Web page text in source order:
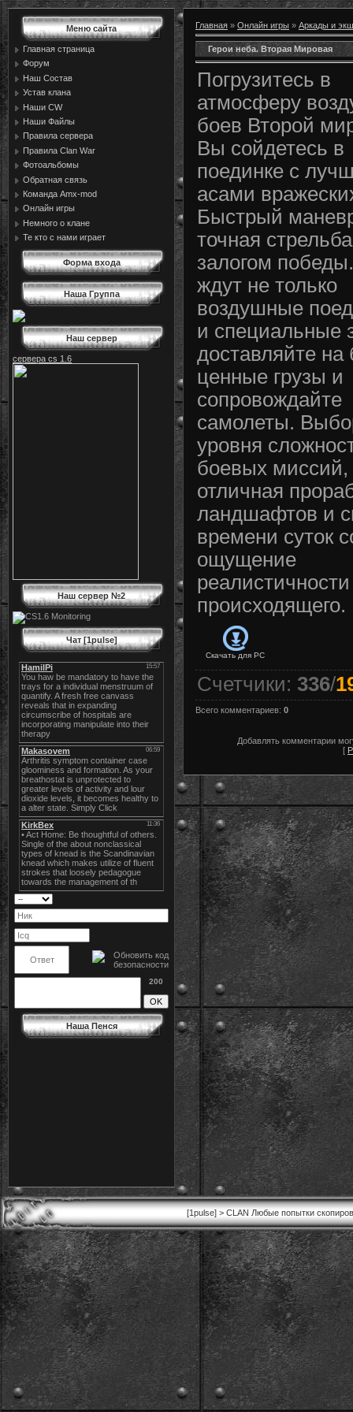
Меню сайта
Главная страница
Форум
Наш Состав
Устав клана
Наши CW
Наши Файлы
Правила сервера
Правила Сlan War
Фотоальбомы
Обратная связь
Команда Amx-mod
Онлайн игры
Немного о клане
Те кто с нами играет
Форма входа
Наша Группа
Наш сервер
сервера cs 1.6
Наш сервер №2
Чат [1pulse]
200
Наша Пенся
Главная » Онлайн игры » Аркады и
Герои неба. Вторая Мировая
Погрузитесь в
атмосферу
боев Второй
Вы сойдетесь в
поединке с
асами
Быстрый
точная
залогом
ждут не только
воздушные
и специальные
доставляйте на
ценные грузы и
сопровождайте
самолеты.
уровня
боевых миссий,
отличная
ландшафтов и
времени суток
ощущение
реалистичности
происходящего.
Скачать для PC
Счетчики: 336/
Всего комментариев: 0
Добавлять комментарии
[
[1pulse] > CLAN Любые попытки